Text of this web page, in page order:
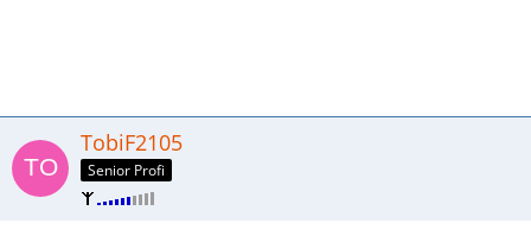
TobiF2105
Senior Profi